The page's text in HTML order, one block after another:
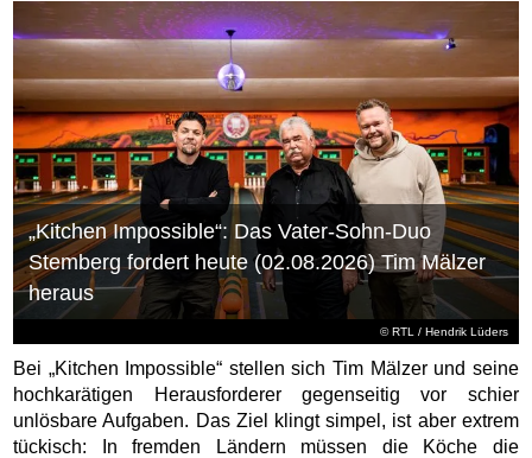
©RTL / Hendrik Lüders
„Kitchen Impossible“: Das Vater-Sohn-Duo
Stemberg fordert heute (02.08.2026) Tim Mälzer
heraus
Bei „Kitchen Impossible“ stellen sich Tim Mälzer und seine
hochkarätigen Herausforderer gegenseitig vor schier
unlösbare Aufgaben. Das Ziel klingt simpel, ist aber extrem
tückisch: In fremden Ländern müssen die Köche die